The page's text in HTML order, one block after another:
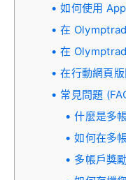
如何使用
在
在
在行動網頁
常見問題
什麼是多
如何在多
多帳戶獎